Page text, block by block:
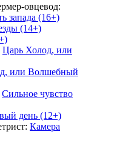
овцевод:
запада (16+)
(14+)
Царь Холод, или
или Волшебный
Сильное чувство
день (12+)
: Камера